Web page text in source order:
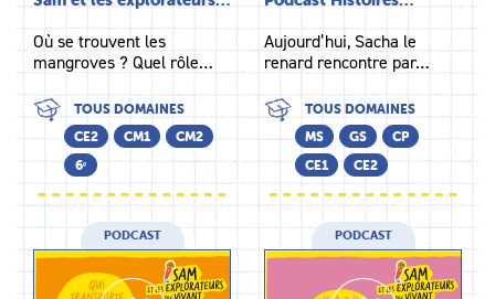
Où se trouvent les
mangroves ? Quel rôle…
TOUS DOMAINES
CE2
CM1
CM2
6ᵉ
Aujourd’hui, Sacha le
renard rencontre par…
TOUS DOMAINES
MS
GS
CP
CE1
CE2
PODCAST PODCAST